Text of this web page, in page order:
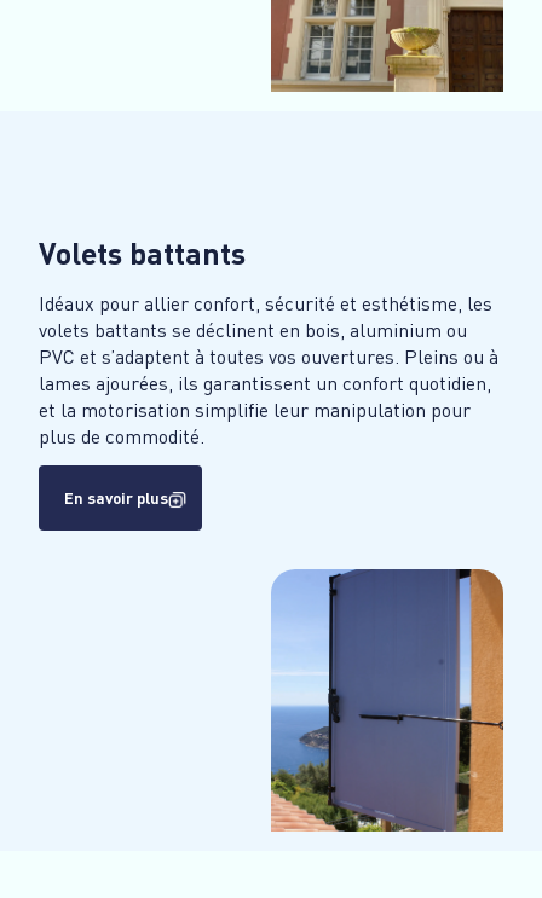
Volets battants
Idéaux pour allier confort, sécurité et esthétisme, les
volets battants se déclinent en bois, aluminium ou
PVC et s’adaptent à toutes vos ouvertures. Pleins ou à
lames ajourées, ils garantissent un confort quotidien,
et la motorisation simplifie leur manipulation pour
plus de commodité.
En savoir plus